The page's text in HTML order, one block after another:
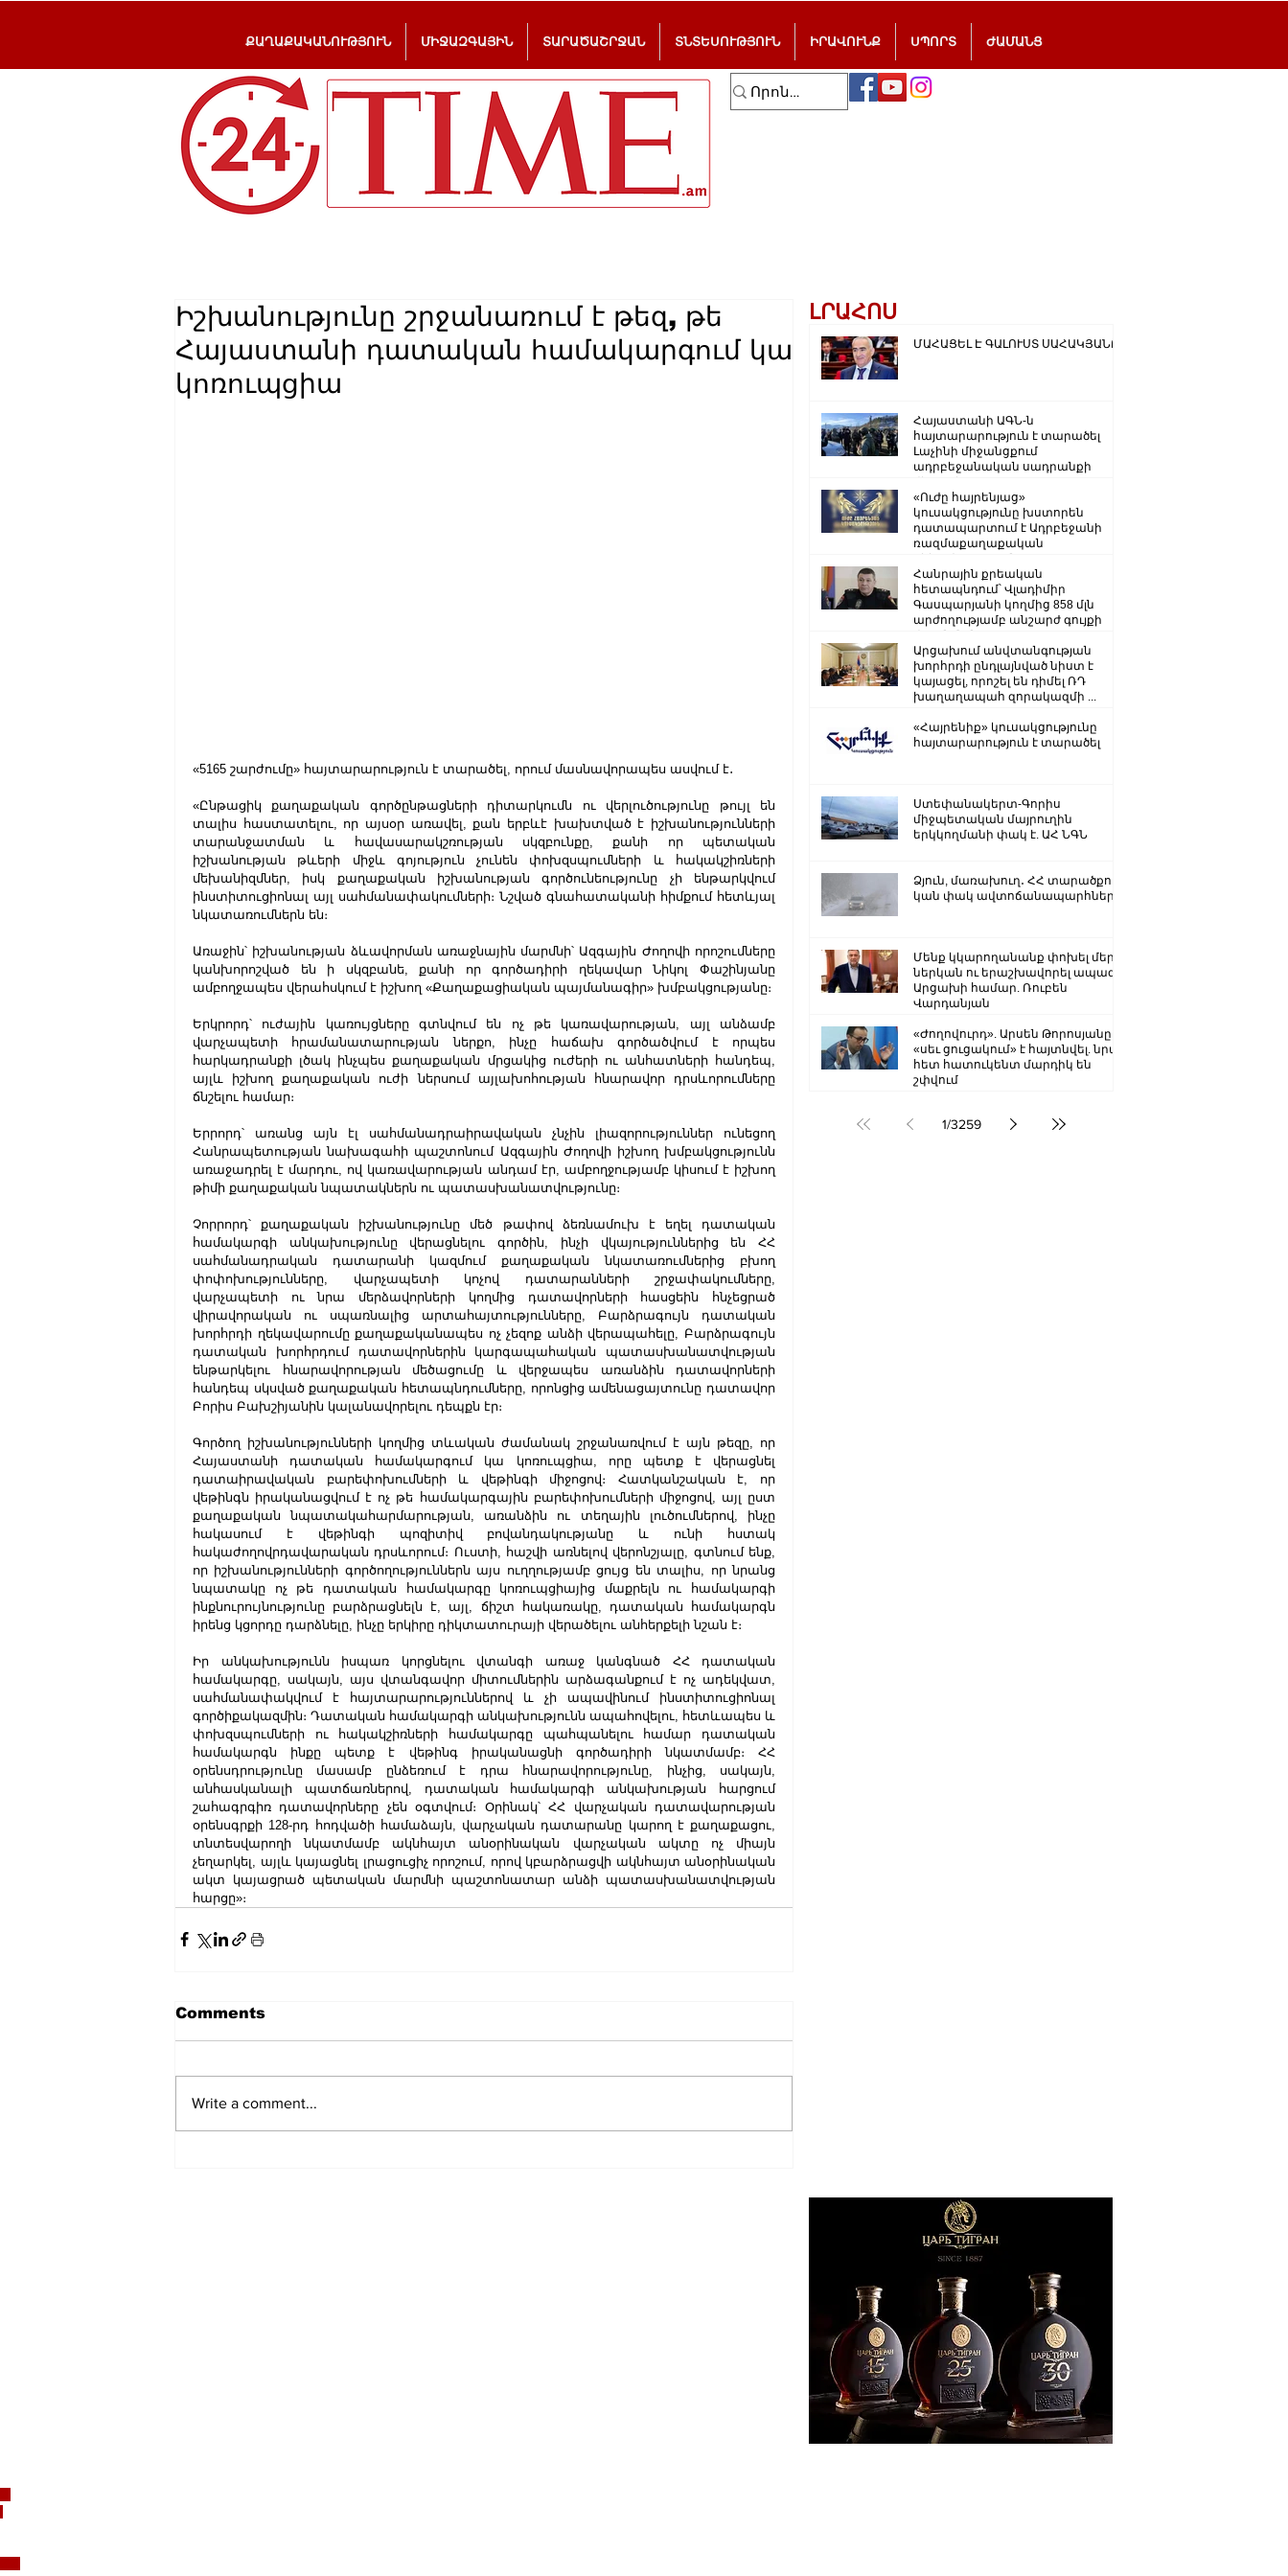
ՔԱՂԱՔԱԿԱՆՈՒԹՅՈՒՆ ՄԻՋԱԶԳԱՅԻՆ ՏԱՐԱԾԱՇՐՋԱՆ ՏՆՏԵՍՈՒԹՅՈՒՆ ԻՐԱՎՈՒՆՔ ՍՊՈՐՏ ԺԱՄԱՆՑ
Իշխանությունը շրջանառում է թեզ, թե
Հայաստանի դատական համակարգում կա
կոռուպցիա
«5165 շարժումը» հայտարարություն է տարածել, որում մասնավորապես ասվում է․
«Ընթացիկ քաղաքական գործընթացների դիտարկումն ու վերլուծությունը թույլ են
տալիս հաստատելու, որ այսօր առավել, քան երբևէ խախտված է իշխանությունների
տարանջատման և հավասարակշռության սկզբունքը, քանի որ պետական
իշխանության թևերի միջև գոյություն չունեն փոխզսպումների և հակակշիռների
մեխանիզմներ, իսկ քաղաքական իշխանության գործունեությունը չի ենթարկվում
ինստիտուցիոնալ այլ սահմանափակումների։ Նշված գնահատականի հիմքում հետևյալ
նկատառումներն են։
Առաջին՝ իշխանության ձևավորման առաջնային մարմնի՝ Ազգային Ժողովի որոշումները
կանխորոշված են ի սկզբանե, քանի որ գործադիրի ղեկավար Նիկոլ Փաշինյանը
ամբողջապես վերահսկում է իշխող «Քաղաքացիական պայմանագիր» խմբակցությանը։
Երկրորդ՝ ուժային կառույցները գտնվում են ոչ թե կառավարության, այլ անձամբ
վարչապետի հրամանատարության ներքո, ինչը հաճախ գործածվում է որպես
հարկադրանքի լծակ ինչպես քաղաքական մրցակից ուժերի ու անհատների հանդեպ,
այլև իշխող քաղաքական ուժի ներսում այլախոհության հնարավոր դրսևորումները
ճնշելու համար։
Երրորդ՝ առանց այն էլ սահմանադրաիրավական չնչին լիազորություններ ունեցող
Հանրապետության նախագահի պաշտոնում Ազգային Ժողովի իշխող խմբակցությունն
առաջադրել է մարդու, ով կառավարության անդամ էր, ամբողջությամբ կիսում է իշխող
թիմի քաղաքական նպատակներն ու պատասխանատվությունը։
Չորրորդ՝ քաղաքական իշխանությունը մեծ թափով ձեռնամուխ է եղել դատական
համակարգի անկախությունը վերացնելու գործին, ինչի վկայություններից են ՀՀ
սահմանադրական դատարանի կազմում քաղաքական նկատառումներից բխող
փոփոխությունները, վարչապետի կոչով դատարանների շրջափակումները,
վարչապետի ու նրա մերձավորների կողմից դատավորների հասցեին հնչեցրած
վիրավորական ու սպառնալից արտահայտությունները, Բարձրագույն դատական
խորհրդի ղեկավարումը քաղաքականապես ոչ չեզոք անձի վերապահելը, Բարձրագույն
դատական խորհրդում դատավորներին կարգապահական պատասխանատվության
ենթարկելու հնարավորության մեծացումը և վերջապես առանձին դատավորների
հանդեպ սկսված քաղաքական հետապնդումները, որոնցից ամենացայտունը դատավոր
Բորիս Բախշիյանին կալանավորելու դեպքն էր։
Գործող իշխանությունների կողմից տևական ժամանակ շրջանառվում է այն թեզը, որ
Հայաստանի դատական համակարգում կա կոռուպցիա, որը պետք է վերացնել
դատաիրավական բարեփոխումների և վեթինգի միջոցով։ Հատկանշական է, որ
վեթինգն իրականացվում է ոչ թե համակարգային բարեփոխումների միջոցով, այլ ըստ
քաղաքական նպատակահարմարության, առանձին ու տեղային լուծումներով, ինչը
հակասում է վեթինգի պոզիտիվ բովանդակությանը և ունի հստակ
հակաժողովրդավարական դրսևորում։ Ուստի, հաշվի առնելով վերոնշյալը, գտնում ենք,
որ իշխանությունների գործողություններն այս ուղղությամբ ցույց են տալիս, որ նրանց
նպատակը ոչ թե դատական համակարգը կոռուպցիայից մաքրելն ու համակարգի
ինքնուրույնությունը բարձրացնելն է, այլ, ճիշտ հակառակը, դատական համակարգն
իրենց կցորդը դարձնելը, ինչը երկիրը դիկտատուրայի վերածելու անհերքելի նշան է։
Իր անկախությունն իսպառ կորցնելու վտանգի առաջ կանգնած ՀՀ դատական
համակարգը, սակայն, այս վտանգավոր միտումներին արձագանքում է ոչ ադեկվատ,
սահմանափակվում է հայտարարություններով և չի ապավինում ինստիտուցիոնալ
գործիքակազմին։ Դատական համակարգի անկախությունն ապահովելու, հետևապես և
փոխզսպումների ու հակակշիռների համակարգը պահպանելու համար դատական
համակարգն ինքը պետք է վեթինգ իրականացնի գործադիրի նկատմամբ։ ՀՀ
օրենսդրությունը մասամբ ընձեռում է դրա հնարավորությունը, ինչից, սակայն,
անհասկանալի պատճառներով, դատական համակարգի անկախության հարցում
շահագրգիռ դատավորները չեն օգտվում։ Օրինակ՝ ՀՀ վարչական դատավարության
օրենսգրքի 128-րդ հոդվածի համաձայն, վարչական դատարանը կարող է քաղաքացու,
տնտեսվարողի նկատմամբ ակնհայտ անօրինական վարչական ակտը ոչ միայն
չեղարկել, այլև կայացնել լրացուցիչ որոշում, որով կբարձրացվի ակնհայտ անօրինական
ակտ կայացրած պետական մարմնի պաշտոնատար անձի պատասխանատվության
հարցը»։
Comments
Write a comment...
ԼՐԱՀՈՍ
ՄԱՀԱՑԵԼ Է ԳԱԼՈՒՍՏ ՍԱՀԱԿՅԱՆԸ
Հայաստանի ԱԳՆ-ն
հայտարարություն է տարածել
Լաչինի միջանցքում
ադրբեջանական սադրանքի
«Ուժը հայրենյաց»
կուսակցությունը խստորեն
դատապարտում է Ադրբեջանի
ռազմաքաղաքական
Հանրային քրեական
հետապնդում՝ Վլադիմիր
Գասպարյանի կողմից 858 մլն
արժողությամբ անշարժ գույքի
Արցախում անվտանգության
խորհրդի ընդլայնված նիստ է
կայացել, որոշել են դիմել ՌԴ
խաղաղապահ զորակազմի ...
«Հայրենիք» կուսակցությունը
հայտարարություն է տարածել
Ստեփանակերտ-Գորիս
միջպետական մայրուղին
երկկողմանի փակ է. ԱՀ ՆԳՆ
Ձյուն, մառախուղ․ ՀՀ տարածքում
կան փակ ավտոճանապարհներ
Մենք կկարողանանք փոխել մեր
ներկան ու երաշխավորել ապագա
Արցախի համար. Ռուբեն
Վարդանյան
«Ժողովուրդ». Արսեն Թորոսյանը
«սեւ ցուցակում» է հայտնվել. նրա
հետ հատուկենտ մարդիկ են
շփվում
1/3259